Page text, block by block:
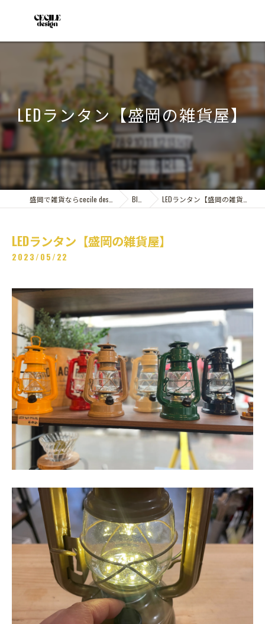
LEDランタン【盛岡の雑貨屋】
Blog LEDランタン【盛岡の雑貨屋】
LEDランタン【盛岡の雑貨屋】
2023/05/22